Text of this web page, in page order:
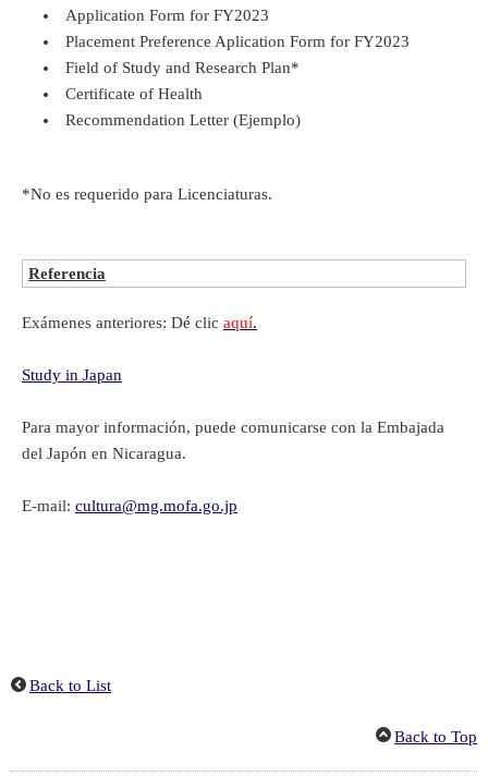
Application Form for FY2023
Placement Preference Aplication Form for FY2023
Field of Study and Research Plan*
Certificate of Health
Recommendation Letter (Ejemplo)
*No es requerido para Licenciaturas.
Referencia
Exámenes anteriores: Dé clic aquí.
Study in Japan
Para mayor información, puede comunicarse con la Embajada
del Japón en Nicaragua.
E-mail: cultura@mg.mofa.go.jp
Back to List
Back to Top